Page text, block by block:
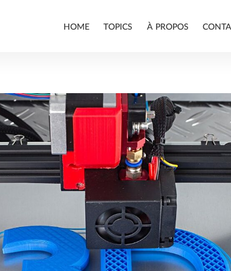
HOME TOPICS
ALLPLAN
DURABILITÉ
À PROPOS